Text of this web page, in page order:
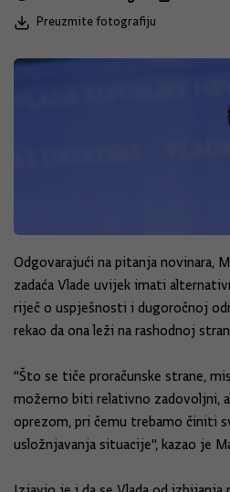
Preuzmite fotografiju
Odgovarajući na pitanja novinara,
zadaća Vlade uvijek imati
riječ o uspješnosti i dugoročnoj
rekao da ona leži na rashodnoj
"Što se tiče proračunske strane,
možemo biti relativno zadovoljni,
oprezom, pri čemu trebamo činiti
usložnjavanja situacije", kazao je